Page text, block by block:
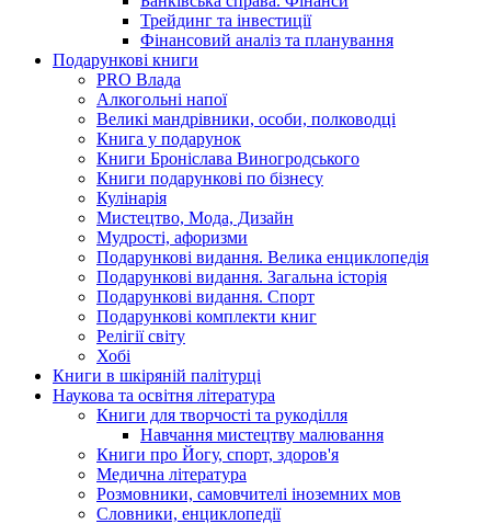
Трейдинг та інвестиції
Фінансовий аналіз та планування
Подарункові книги
PRO Влада
Алкогольні напої
Великі мандрівники, особи, полководці
Книга у подарунок
Книги Броніслава Виногродського
Книги подарункові по бізнесу
Кулінарія
Мистецтво, Мода, Дизайн
Мудрості, афоризми
Подарункові видання. Велика енциклопедія
Подарункові видання. Загальна історія
Подарункові видання. Спорт
Подарункові комплекти книг
Релігії світу
Хобі
Книги в шкіряній палітурці
Наукова та освітня література
Книги для творчості та рукоділля
Навчання мистецтву малювання
Книги про Йогу, спорт, здоров'я
Медична література
Розмовники, самовчителі іноземних мов
Словники, енциклопедії